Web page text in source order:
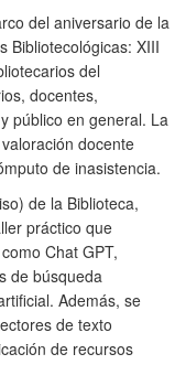
del aniversario de la
Bibliotecológicas: XIII
del
docentes,
público en general. La
docente
de inasistencia.
de la Biblioteca,
práctico que
Chat GPT,
de búsqueda
Además, se
de texto
de recursos